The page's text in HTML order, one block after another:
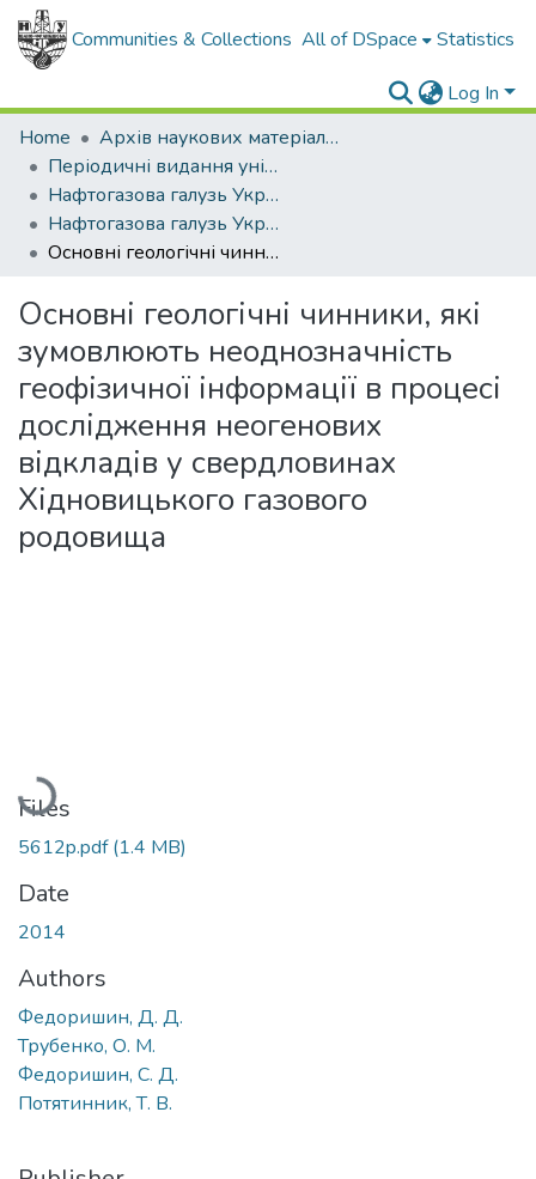
Communities & Collections All of DSpace Statistics
Log In
Home
Архів наукових матеріалів
Періодичні видання університету
Нафтогазова галузь України
Нафтогазова галузь України - 2014. - , № 3
Основні геологічні чинники, які зумовлюють неоднозначність геофізичної інформації в процесі дослідження неогенових відкладів у свердловинах Хідновицького газового родовища
Основні геологічні чинники, які
зумовлюють неоднозначність
геофізичної інформації в процесі
дослідження неогенових
відкладів у свердловинах
Хідновицького газового
родовища
Loading...
Files
5612p.pdf(1.4 MB)
Date
2014
Authors
Федоришин, Д. Д.
Трубенко, О. М.
Федоришин, С. Д.
Потятинник, Т. В.